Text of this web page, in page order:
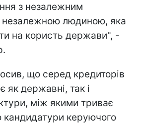
з незалежним
незалежною людиною, яка
на користь держави", -
що серед кредиторів
як державні, так і
між якими триває
кандидатури керуючого